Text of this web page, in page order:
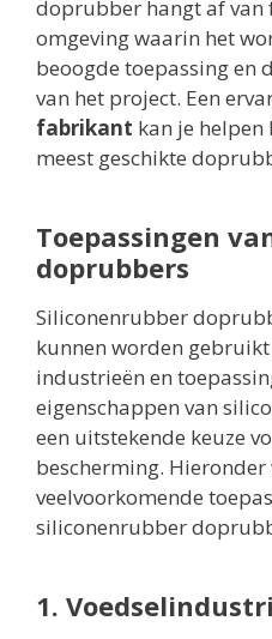
doprubber hangt af van
omgeving waarin het
beoogde toepassing en
van het project. Een
fabrikant kan je helpen
meest geschikte
Toepassingen
doprubbers
Siliconenrubber
kunnen worden
industrieën en
eigenschappen van
een uitstekende keuze
bescherming. Hieronder
veelvoorkomende
siliconenrubber
1.